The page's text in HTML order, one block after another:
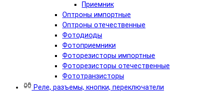
Приемник
Оптроны импортные
Оптроны отечественные
Фотодиоды
Фотоприемники
Фоторезисторы импортные
Фоторезисторы отечественные
Фототранзисторы
Реле, разъемы, кнопки, переключатели